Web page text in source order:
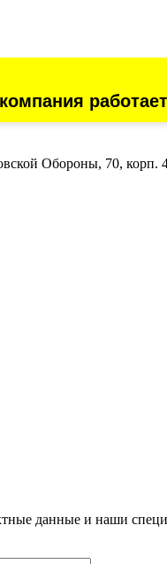
Обороны, 70, корп.
данные и наши